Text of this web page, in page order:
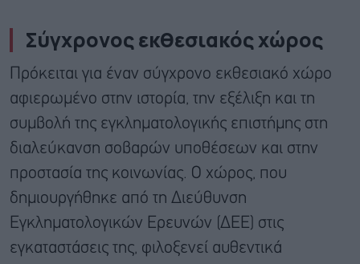
Σύγχρονος εκθεσιακός χώρος
Πρόκειται για έναν σύγχρονο εκθεσιακό χώρο
αφιερωμένο στην ιστορία, την εξέλιξη και τη
συμβολή της εγκληματολογικής επιστήμης στη
διαλεύκανση σοβαρών υποθέσεων και στην
προστασία της κοινωνίας. Ο χώρος, που
δημιουργήθηκε από τη Διεύθυνση
Εγκληματολογικών Ερευνών (ΔΕΕ) στις
εγκαταστάσεις της, φιλοξενεί αυθεντικά